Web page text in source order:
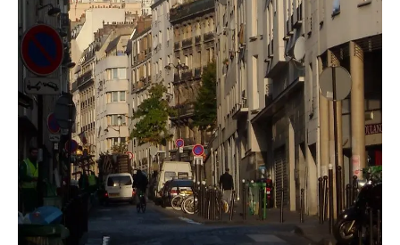
SPORT
CULTURE
SCIENCES & TECH